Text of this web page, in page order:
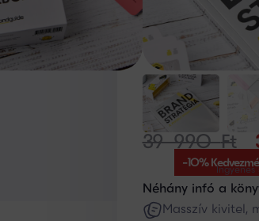
39 990Ft
-10%
Néhány infó a
Masszív kivitel,